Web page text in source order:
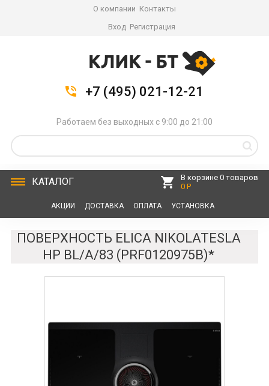
О компании Контакты
Вход Регистрация
+7 (495) 021-12-21
Работаем без выходных с 9:00 до 21:00
КАТАЛОГ
В корзине 0 товаров
0 Р
АКЦИИ ДОСТАВКА ОПЛАТА УСТАНОВКА
ПОВЕРХНОСТЬ ELICA NIKOLATESLA
HP BL/A/83 (PRF0120975B)*